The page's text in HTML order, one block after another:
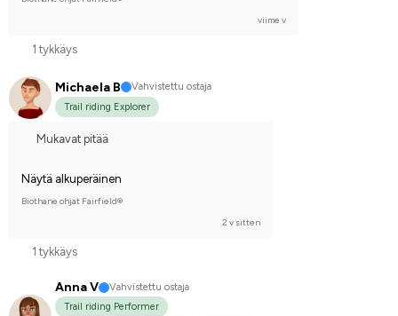
viime v
1 tykkäys
Michaela B
Vahvistettu ostaja
Trail riding Explorer
Mukavat pitää
Näytä alkuperäinen
Biothane ohjat Fairfield®
2 v sitten
1 tykkäys
Anna V
Vahvistettu ostaja
Trail riding Performer